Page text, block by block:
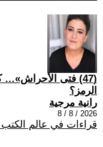
(47) فتى
الرمز؟
رانية مرجية
2026 / 8 / 8
قراءات في عالم